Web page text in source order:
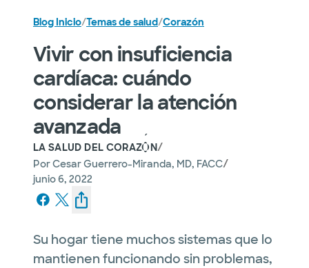
Blog Inicio/Temas de salud/Corazón
Vivir con insuficiencia
cardíaca: cuándo
considerar la atención
avanzada
LA SALUD DEL CORAZÓN/
PorCesar Guerrero-Miranda, MD, FACC/
junio 6, 2022
Su hogar tiene muchos sistemas que lo
mantienen funcionando sin problemas,